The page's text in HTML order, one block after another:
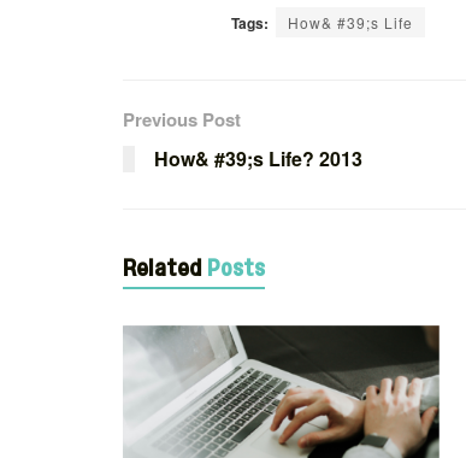
Tags: How& #39;s Life
Previous Post
How& #39;s Life? 2013
Related Posts